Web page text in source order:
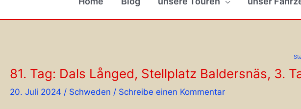
81. Tag: Dals Långed, Stellplatz Baldersnäs, 3.
20. Juli 2024 / Schweden / Schreibe einen Kommentar